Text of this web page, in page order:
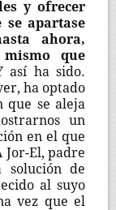
y ofrecer
apartase
ahora,
que
así ha sido.
ha optado
que se aleja
un
en el que
El, padre
de
al suyo
vez que el